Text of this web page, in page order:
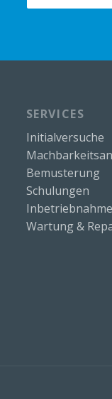
SERVICES
Initialversuche
Bemusterung
Schulungen
Inbetriebnahme
Wartung &